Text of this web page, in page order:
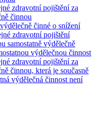
zdravotní pojištění za
činnou
činné o snížení
zdravotní pojištění
samostatně výdělečně
výdělečnou činnost
zdravotní pojištění za
činnou, která je současně
výdělečná činnost není